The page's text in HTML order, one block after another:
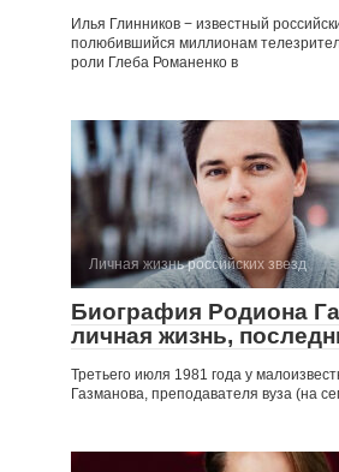
Илья Глинников − известный
полюбившийся миллионам
роли Глеба Романенко в
Личная жизнь российских звезд
Биография Родиона
личная жизнь,
Третьего июля 1981 года у
Газманова, преподавателя вуза (на